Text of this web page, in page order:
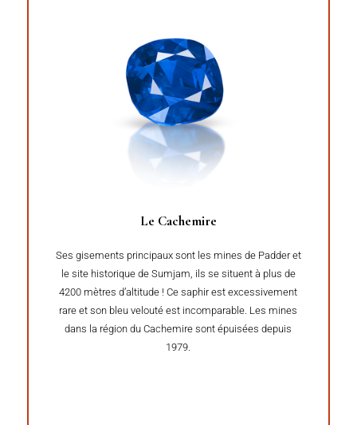
Le Cachemire
Ses gisements principaux sont les mines de Padder et
le site historique de Sumjam, ils se situent à plus de
4200 mètres d’altitude ! Ce saphir est excessivement
rare et son bleu velouté est incomparable. Les mines
dans la région du Cachemire sont épuisées depuis
1979.